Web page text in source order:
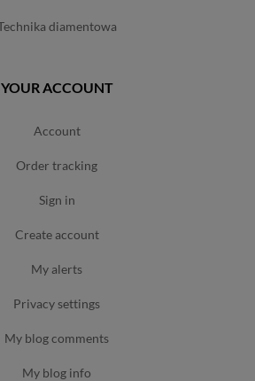
technika diamentowa
YOUR ACCOUNT
account
order tracking
sign in
create account
my alerts
privacy settings
my blog comments
my blog info